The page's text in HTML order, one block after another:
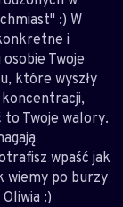
:) W
i
Twoje
które wyszły
to Twoje walory.
wpaść jak
wiemy po burzy
:)